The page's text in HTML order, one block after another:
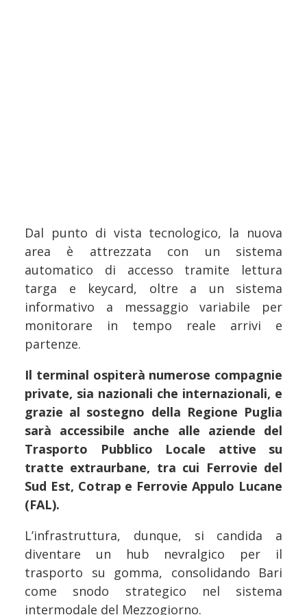
Dal punto di vista tecnologico, la nuova
area è attrezzata con un sistema
automatico di accesso tramite lettura
targa e keycard, oltre a un sistema
informativo a messaggio variabile per
monitorare in tempo reale arrivi e
partenze.
Il terminal ospiterà numerose compagnie
private, sia nazionali che internazionali, e
grazie al sostegno della Regione Puglia
sarà accessibile anche alle aziende del
Trasporto Pubblico Locale attive su
tratte extraurbane, tra cui Ferrovie del
Sud Est, Cotrap e Ferrovie Appulo Lucane
(FAL).
L’infrastruttura, dunque, si candida a
diventare un hub nevralgico per il
trasporto su gomma, consolidando Bari
come snodo strategico nel sistema
intermodale del Mezzogiorno.